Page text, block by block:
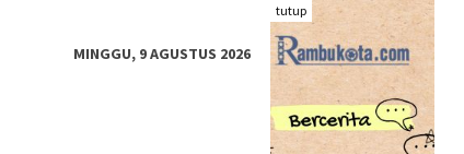
tutup
MINGGU, 9 AGUSTUS 2026